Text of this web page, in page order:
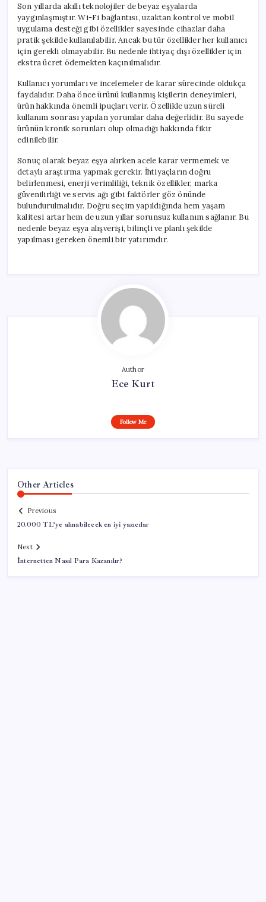
Son yıllarda akıllı teknolojiler de beyaz eşyalarda
yaygınlaşmıştır. Wi-Fi bağlantısı, uzaktan kontrol ve mobil
uygulama desteği gibi özellikler sayesinde cihazlar daha
pratik şekilde kullanılabilir. Ancak bu tür özellikler her kullanıcı
için gerekli olmayabilir. Bu nedenle ihtiyaç dışı özellikler için
ekstra ücret ödemekten kaçınılmalıdır.
Kullanıcı yorumları ve incelemeler de karar sürecinde oldukça
faydalıdır. Daha önce ürünü kullanmış kişilerin deneyimleri,
ürün hakkında önemli ipuçları verir. Özellikle uzun süreli
kullanım sonrası yapılan yorumlar daha değerlidir. Bu sayede
ürünün kronik sorunları olup olmadığı hakkında fikir
edinilebilir.
Sonuç olarak beyaz eşya alırken acele karar vermemek ve
detaylı araştırma yapmak gerekir. İhtiyaçların doğru
belirlenmesi, enerji verimliliği, teknik özellikler, marka
güvenilirliği ve servis ağı gibi faktörler göz önünde
bulundurulmalıdır. Doğru seçim yapıldığında hem yaşam
kalitesi artar hem de uzun yıllar sorunsuz kullanım sağlanır. Bu
nedenle beyaz eşya alışverişi, bilinçli ve planlı şekilde
yapılması gereken önemli bir yatırımdır.
Author
Ece Kurt
Follow Me
Other Articles
Previous
20.000 TL’ye alınabilecek en iyi yazıcılar
Next
İnternetten Nasıl Para Kazanılır?